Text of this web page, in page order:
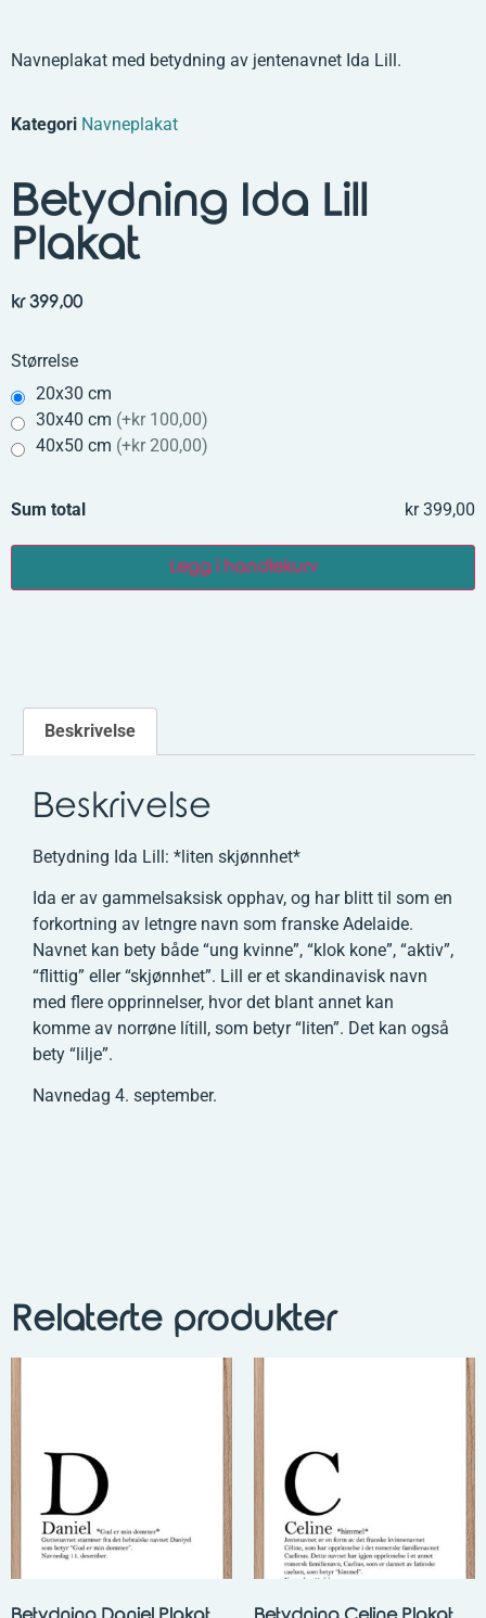
Navneplakat med betydning av jentenavnet Ida Lill.
Kategori Navneplakat
Betydning Ida Lill
Plakat
kr399,00
Størrelse
20x30 cm
30x40 cm (+kr 100,00)
40x50 cm (+kr 200,00)
Sum total kr 399,00
Legg i handlekurv
Beskrivelse
Beskrivelse
Betydning Ida Lill: *liten skjønnhet*
Ida er av gammelsaksisk opphav, og har blitt til som en
forkortning av letngre navn som franske Adelaide.
Navnet kan bety både “ung kvinne”, “klok kone”, “aktiv”,
“flittig” eller “skjønnhet”. Lill er et skandinavisk navn
med flere opprinnelser, hvor det blant annet kan
komme av norrøne lítill, som betyr “liten”. Det kan også
bety “lilje”.
Navnedag 4. september.
Relaterte produkter